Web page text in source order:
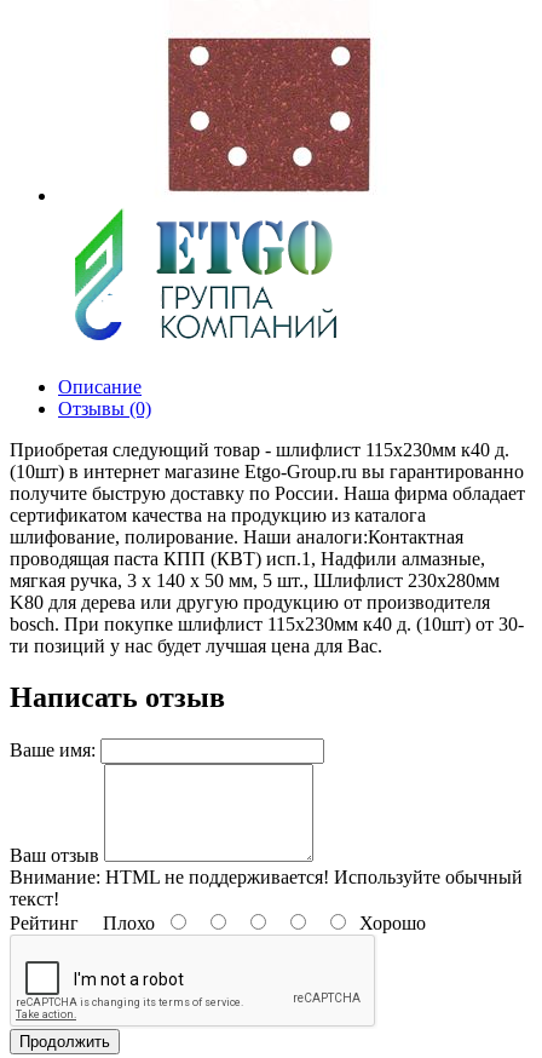
Описание
Отзывы (0)
Приобретая следующий товар - шлифлист 115x230мм к40 д.
(10шт) в интернет магазине Etgo-Group.ru вы гарантированно
получите быструю доставку по России. Наша фирма обладает
сертификатом качества на продукцию из каталога
шлифование, полирование. Наши аналоги:Контактная
проводящая паста КПП (КВТ) исп.1, Надфили алмазные,
мягкая ручка, 3 х 140 х 50 мм, 5 шт., Шлифлист 230x280мм
K80 для дерева или другую продукцию от производителя
bosch. При покупке шлифлист 115x230мм к40 д. (10шт) от 30-
ти позиций у нас будет лучшая цена для Вас.
Написать отзыв
Ваше имя:
Ваш отзыв
Внимание: HTML не поддерживается! Используйте обычный
текст!
Рейтинг Плохо Хорошо
Продолжить